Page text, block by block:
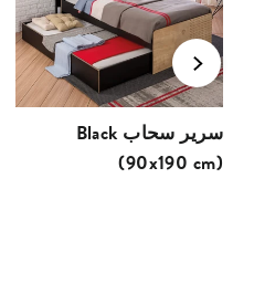
Black سرير سحاب
(90x190 cm)